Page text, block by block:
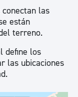
conectan las
están
terreno.
define los
las ubicaciones